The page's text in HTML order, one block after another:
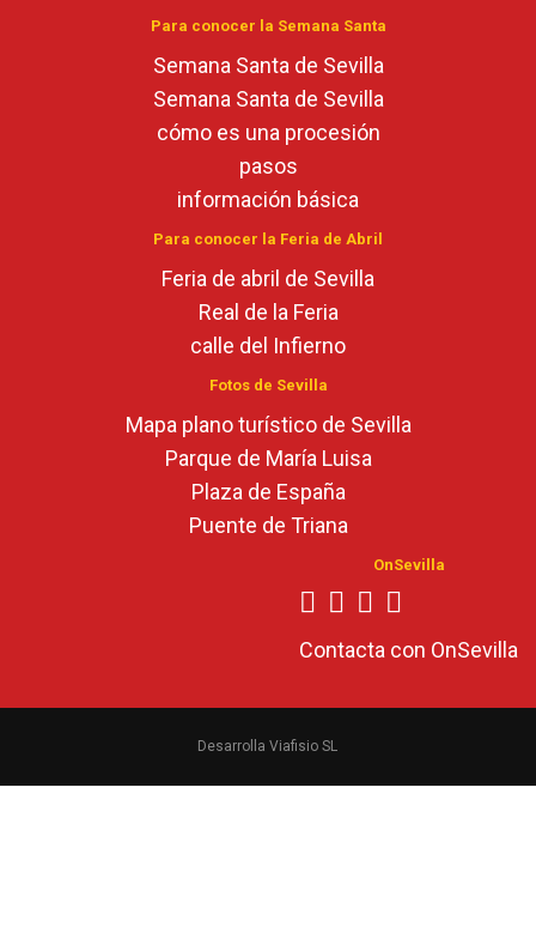
Para conocer la Semana Santa
Semana Santa de Sevilla
Semana Santa de Sevilla
cómo es una procesión
pasos
información básica
Para conocer la Feria de Abril
Feria de abril de Sevilla
Real de la Feria
calle del Infierno
Fotos de Sevilla
Mapa plano turístico de Sevilla
Parque de María Luisa
Plaza de España
Puente de Triana
OnSevilla
Contacta con OnSevilla
Desarrolla Viafisio SL